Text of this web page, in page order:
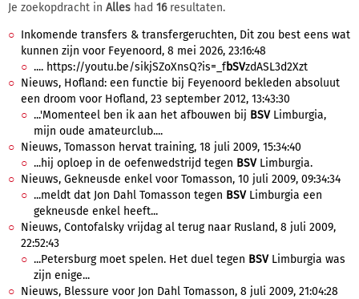
Je zoekopdracht in Alles had 16resultaten.
Inkomende transfers & transfergeruchten, Dit zou best eens wat
kunnen zijn voor Feyenoord, 8 mei 2026, 23:16:48
.... https://youtu.be/sikjSZoXnsQ?is=_fbSVzdASL3d2Xzt
Nieuws, Hofland: een functie bij Feyenoord bekleden absoluut
een droom voor Hofland, 23 september 2012, 13:43:30
...'Momenteel ben ik aan het afbouwen bij BSVLimburgia,
mijn oude amateurclub....
Nieuws, Tomasson hervat training, 18 juli 2009, 15:34:40
...hij oploep in de oefenwedstrijd tegen BSVLimburgia.
Nieuws, Gekneusde enkel voor Tomasson, 10 juli 2009, 09:34:34
...meldt dat Jon Dahl Tomasson tegen BSVLimburgia een
gekneusde enkel heeft...
Nieuws, Contofalsky vrijdag al terug naar Rusland, 8 juli 2009,
22:52:43
...Petersburg moet spelen. Het duel tegen BSVLimburgia was
zijn enige...
Nieuws, Blessure voor Jon Dahl Tomasson, 8 juli 2009, 21:04:28